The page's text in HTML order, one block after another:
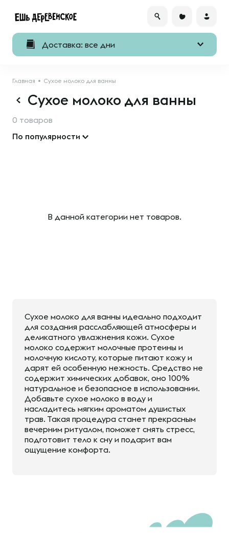
Доставка: все дни
Главная Сухое молоко для ванны
Сухое молоко для ванны
0 товаров
По популярности
В данной категории нет товаров.
Сухое молоко для ванны идеально подходит
для создания расслабляющей атмосферы и
деликатного увлажнения кожи. Сухое
молоко содержит молочные протеины и
молочную кислоту, которые питают кожу и
дарят ей особенную нежность. Средство не
содержит химических добавок, оно 100%
натуральное и безопасное в использовании.
Добавьте сухое молоко в воду и
насладитесь мягким ароматом душистых
трав. Такая процедура станет прекрасным
вечерним ритуалом, поможет снять стресс,
подготовит тело к сну и подарит вам
ощущение комфорта.